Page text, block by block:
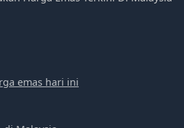
emas hari ini